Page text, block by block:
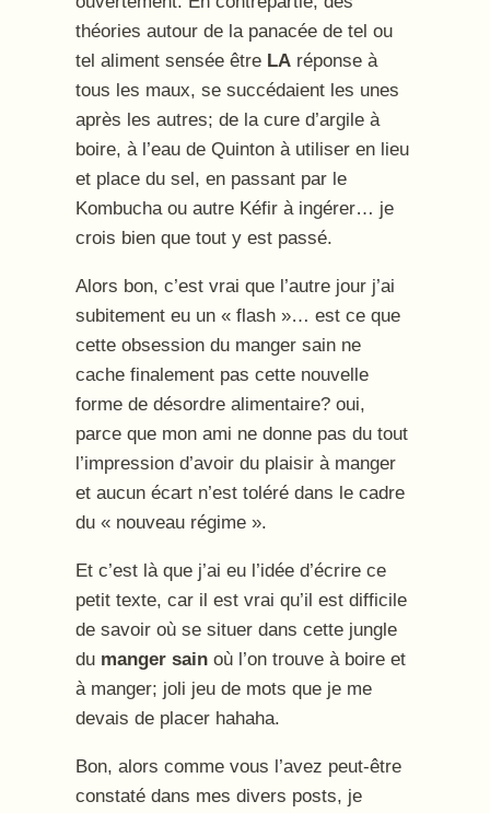
théories autour de la panacée de tel ou
tel aliment sensée être LA réponse à
tous les maux, se succédaient les unes
après les autres; de la cure d’argile à
boire, à l’eau de Quinton à utiliser en lieu
et place du sel, en passant par le
Kombucha ou autre Kéfir à ingérer… je
crois bien que tout y est passé.
Alors bon, c’est vrai que l’autre jour j’ai
subitement eu un « flash »… est ce que
cette obsession du manger sain ne
cache finalement pas cette nouvelle
forme de désordre alimentaire? oui,
parce que mon ami ne donne pas du tout
l’impression d’avoir du plaisir à manger
et aucun écart n’est toléré dans le cadre
du « nouveau régime ».
Et c’est là que j’ai eu l’idée d’écrire ce
petit texte, car il est vrai qu’il est difficile
de savoir où se situer dans cette jungle
du manger sain où l’on trouve à boire et
à manger; joli jeu de mots que je me
devais de placer hahaha.
Bon, alors comme vous l’avez peut-être
constaté dans mes divers posts, je